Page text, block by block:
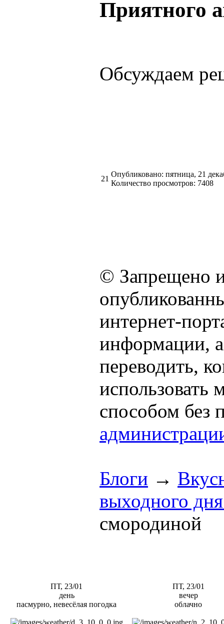
Приятного
Обсуждаем
21
Опубликовано: пятница, 21
Количество просмотров: 7408
© Запрещено
интернет-
информации, а
переводить,
способом без
Блоги →
выходного
смородиной
ПТ, 23/01
день
пасмурно, невесёлая погодка
ПТ, 23/01
вечер
облачно